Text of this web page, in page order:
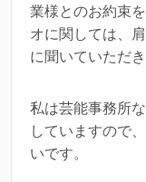
業様とのお約束
オに関しては、
に聞いていただ
私は芸能事務所
していますので
いです。